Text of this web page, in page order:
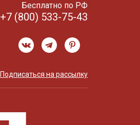
Бесплатно по РФ
+7 (800) 533-75-43
Подписаться на рассылку